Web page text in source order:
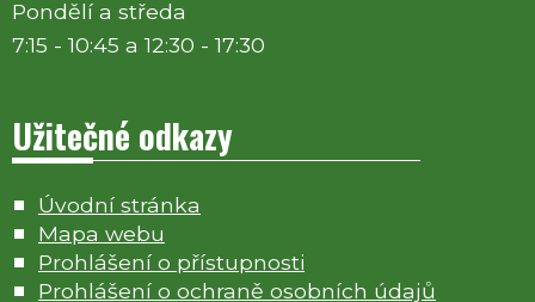
Pondělí a středa
7:15 - 10:45 a 12:30 - 17:30
Užitečné odkazy
Úvodní stránka
Mapa webu
Prohlášení o přístupnosti
Prohlášení o ochraně osobních údajů